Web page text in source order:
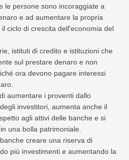
le persone sono incoraggiate a
e ad aumentare la propria
ciclo di crescita dell'economia del
istituti di credito e istituzioni che
sul prestare denaro e non
ora devono pagare interessi
aumentare i proventi dallo
investitori, aumenta anche il
agli attivi delle banche e si
una bolla patrimoniale.
creare una riserva di
più investimenti e aumentando la